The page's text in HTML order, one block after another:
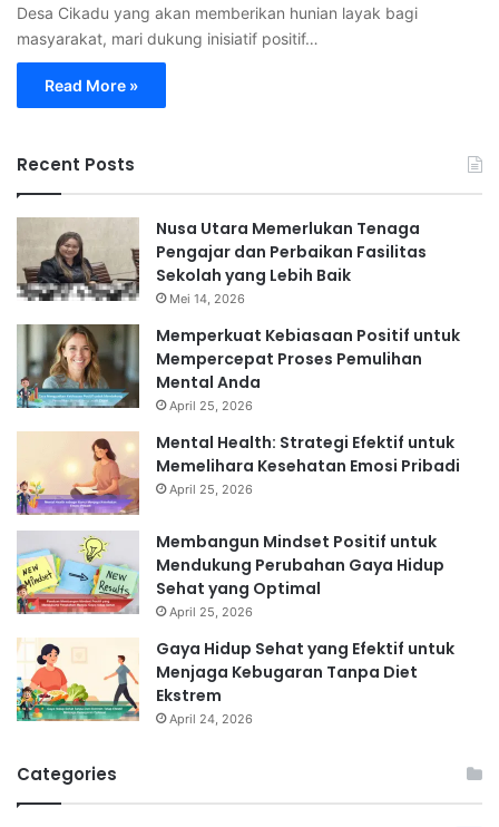
Desa Cikadu yang akan memberikan hunian layak bagi
masyarakat, mari dukung inisiatif positif…
Read More »
Recent Posts
Nusa Utara Memerlukan Tenaga
Pengajar dan Perbaikan Fasilitas
Sekolah yang Lebih Baik
Mei 14, 2026
Memperkuat Kebiasaan Positif untuk
Mempercepat Proses Pemulihan
Mental Anda
April 25, 2026
Mental Health: Strategi Efektif untuk
Memelihara Kesehatan Emosi Pribadi
April 25, 2026
Membangun Mindset Positif untuk
Mendukung Perubahan Gaya Hidup
Sehat yang Optimal
April 25, 2026
Gaya Hidup Sehat yang Efektif untuk
Menjaga Kebugaran Tanpa Diet
Ekstrem
April 24, 2026
Categories